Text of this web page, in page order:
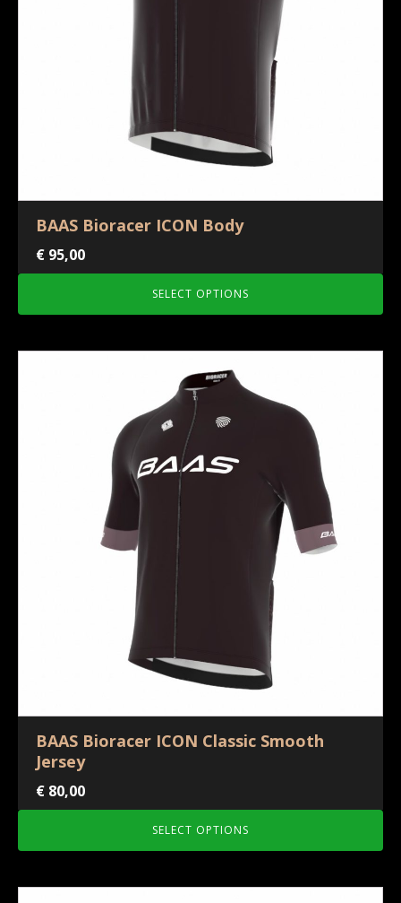
BAAS Bioracer ICON Body
€ 95,00
SELECT OPTIONS
BAAS Bioracer ICON Classic Smooth
Jersey
€ 80,00
SELECT OPTIONS